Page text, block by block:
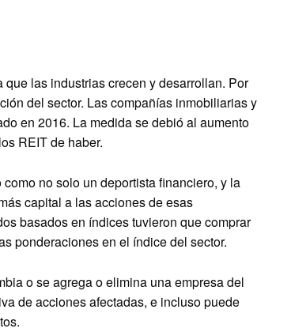
las industrias crecen y desarrollan. Por
del sector. Las compañías inmobiliarias y
en 2016. La medida se debió al aumento
REIT de haber.
no solo un deportista financiero, y la
capital a las acciones de esas
basados ​​en índices tuvieron que comprar
ponderaciones en el índice del sector.
o se agrega o elimina una empresa del
de acciones afectadas, e incluso puede